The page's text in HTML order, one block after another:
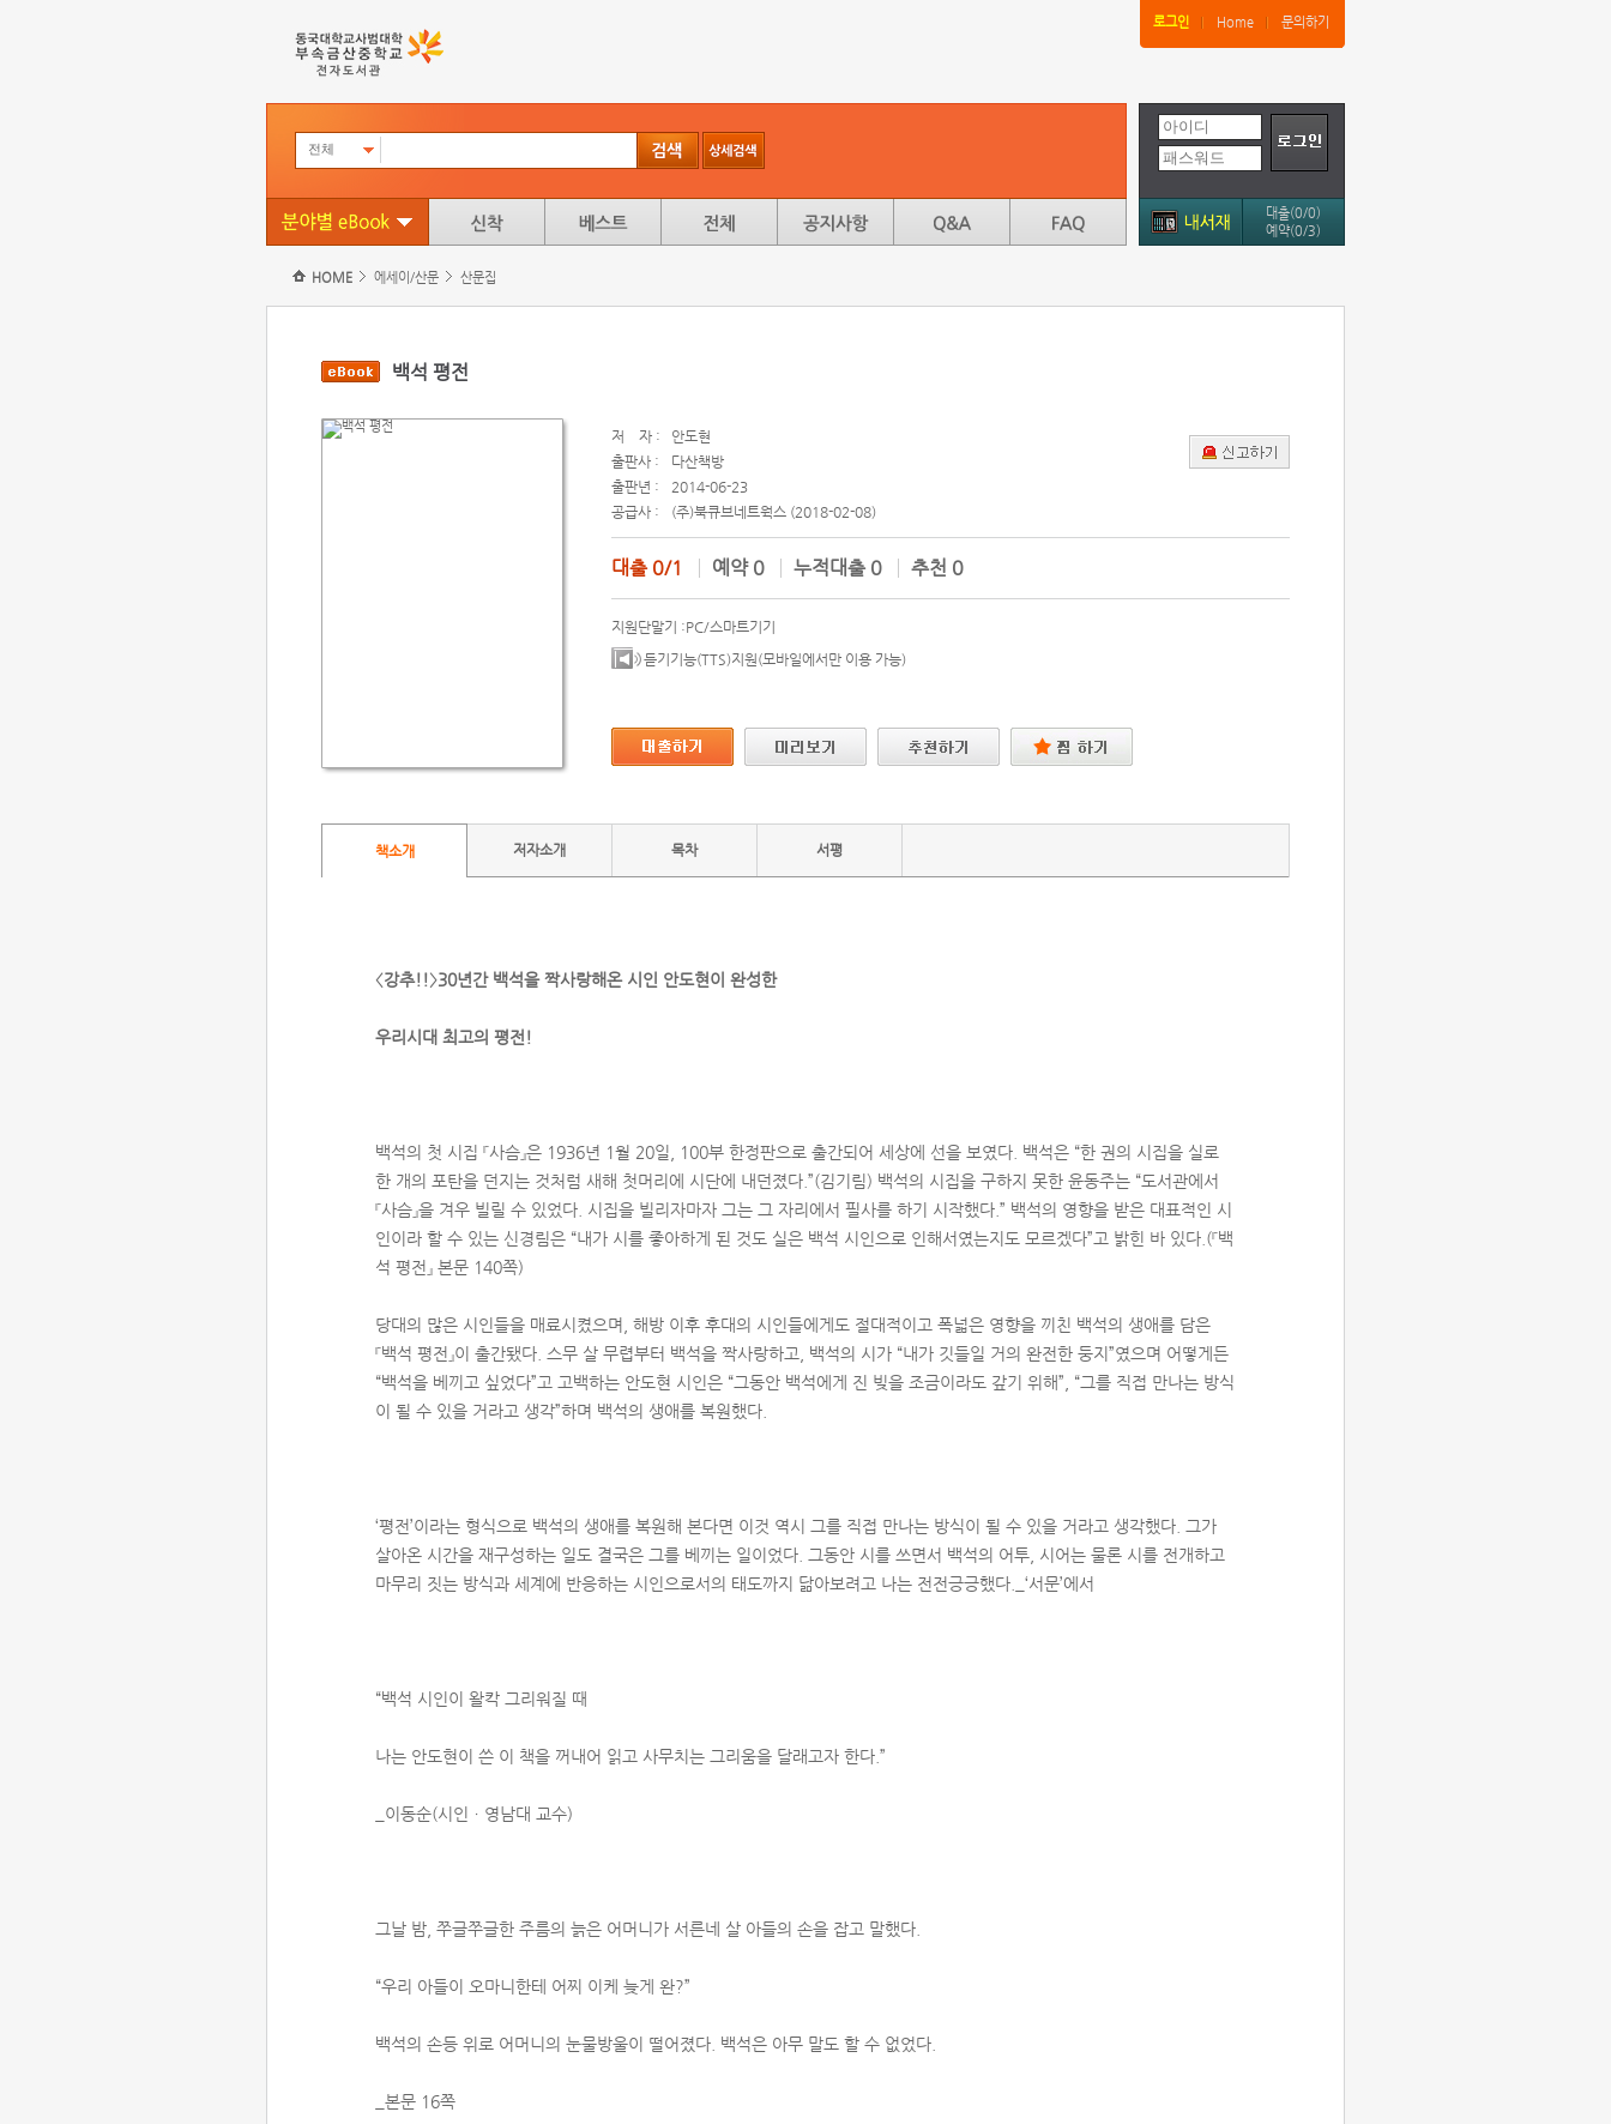
로그인 Home 문의하기
전체
대출(0/0)
예약(0/3)
HOME 에세이/산문 산문집
백석 평전
저 자 :
안도현
출판사 :
다산책방
출판년 :
2014-06-23
공급사 :
(주)북큐브네트웍스 (2018-02-08)
대출 0/1 예약 0 누적대출 0 추천 0
지원단말기 :PC/스마트기기
듣기기능(TTS)지원(모바일에서만 이용 가능)
책소개 저자소개 목차 서평
〈강추!!〉30년간 백석을 짝사랑해온 시인 안도현이 완성한
우리시대 최고의 평전!
백석의 첫 시집 『사슴』은 1936년 1월 20일, 100부 한정판으로 출간되어 세상에 선을 보였다. 백석은 “한 권의 시집을 실로
한 개의 포탄을 던지는 것처럼 새해 첫머리에 시단에 내던졌다.”(김기림) 백석의 시집을 구하지 못한 윤동주는 “도서관에서
『사슴』을 겨우 빌릴 수 있었다. 시집을 빌리자마자 그는 그 자리에서 필사를 하기 시작했다.” 백석의 영향을 받은 대표적인 시
인이라 할 수 있는 신경림은 “내가 시를 좋아하게 된 것도 실은 백석 시인으로 인해서였는지도 모르겠다”고 밝힌 바 있다.(『백
석 평전』 본문 140쪽)
당대의 많은 시인들을 매료시켰으며, 해방 이후 후대의 시인들에게도 절대적이고 폭넓은 영향을 끼친 백석의 생애를 담은
『백석 평전』이 출간됐다. 스무 살 무렵부터 백석을 짝사랑하고, 백석의 시가 “내가 깃들일 거의 완전한 둥지”였으며 어떻게든
“백석을 베끼고 싶었다”고 고백하는 안도현 시인은 “그동안 백석에게 진 빚을 조금이라도 갚기 위해”, “그를 직접 만나는 방식
이 될 수 있을 거라고 생각”하며 백석의 생애를 복원했다.
‘평전’이라는 형식으로 백석의 생애를 복원해 본다면 이것 역시 그를 직접 만나는 방식이 될 수 있을 거라고 생각했다. 그가
살아온 시간을 재구성하는 일도 결국은 그를 베끼는 일이었다. 그동안 시를 쓰면서 백석의 어투, 시어는 물론 시를 전개하고
마무리 짓는 방식과 세계에 반응하는 시인으로서의 태도까지 닮아보려고 나는 전전긍긍했다._‘서문’에서
“백석 시인이 왈칵 그리워질 때
나는 안도현이 쓴 이 책을 꺼내어 읽고 사무치는 그리움을 달래고자 한다.”
_이동순(시인ㆍ영남대 교수)
그날 밤, 쭈글쭈글한 주름의 늙은 어머니가 서른네 살 아들의 손을 잡고 말했다.
“우리 아들이 오마니한테 어찌 이케 늦게 완?”
백석의 손등 위로 어머니의 눈물방울이 떨어졌다. 백석은 아무 말도 할 수 없었다.
_본문 16쪽